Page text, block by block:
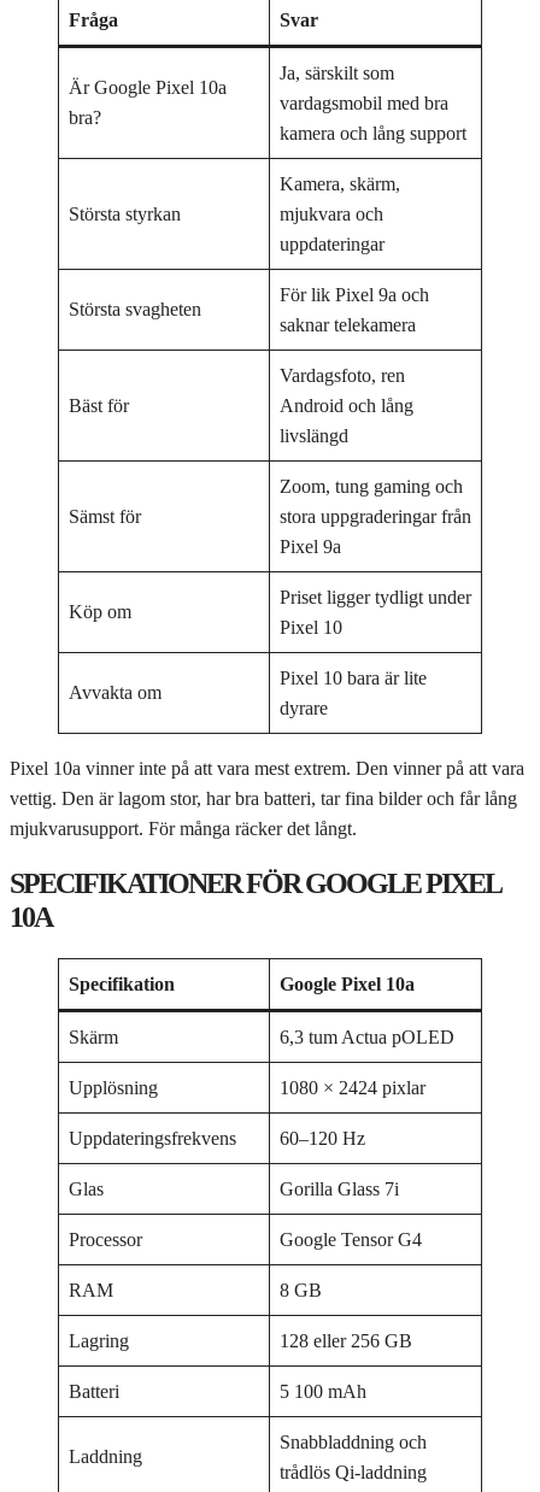
Fråga Svar
Är Google Pixel 10a
bra?
Ja, särskilt som
vardagsmobil med bra
kamera och lång support
Största styrkan
Kamera, skärm,
mjukvara och
uppdateringar
Största svagheten
För lik Pixel 9a och
saknar telekamera
Bäst för
Vardagsfoto, ren
Android och lång
livslängd
Sämst för
Zoom, tung gaming och
stora uppgraderingar från
Pixel 9a
Köp om
Priset ligger tydligt under
Pixel 10
Avvakta om
Pixel 10 bara är lite
dyrare
Pixel 10a vinner inte på att vara mest extrem. Den vinner på att vara
vettig. Den är lagom stor, har bra batteri, tar fina bilder och får lång
mjukvarusupport. För många räcker det långt.
SPECIFIKATIONER FÖR GOOGLE PIXEL
10A
Specifikation Google Pixel 10a
Skärm 6,3 tum Actua pOLED
Upplösning 1080 × 2424 pixlar
Uppdateringsfrekvens 60–120 Hz
Glas Gorilla Glass 7i
Processor Google Tensor G4
RAM 8 GB
Lagring 128 eller 256 GB
Batteri 5 100 mAh
Laddning
Snabbladdning och
trådlös Qi-laddning